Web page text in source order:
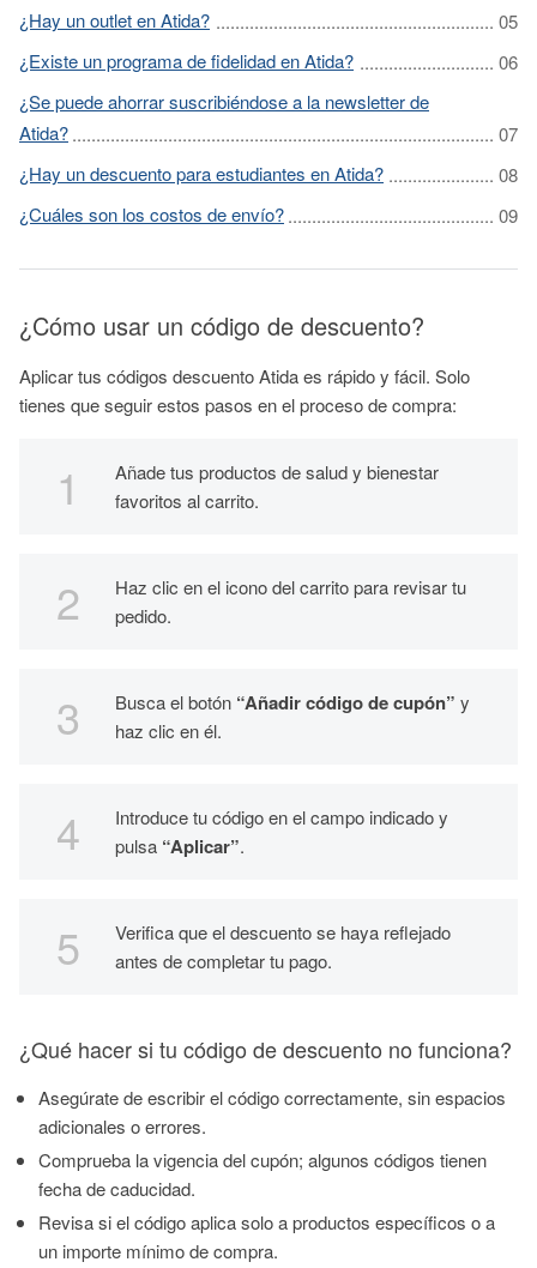
¿Hay un outlet en Atida?
¿Existe un programa de fidelidad en Atida?
¿Se puede ahorrar suscribiéndose a la newsletter de
Atida?
¿Hay un descuento para estudiantes en Atida?
¿Cuáles son los costos de envío?
¿Cómo usar un código de descuento?
Aplicar tus códigos descuento Atida es rápido y fácil. Solo
tienes que seguir estos pasos en el proceso de compra:
Añade tus productos de salud y bienestar
favoritos al carrito.
Haz clic en el icono del carrito para revisar tu
pedido.
Busca el botón “Añadir código de cupón” y
haz clic en él.
Introduce tu código en el campo indicado y
pulsa “Aplicar”.
Verifica que el descuento se haya reflejado
antes de completar tu pago.
¿Qué hacer si tu código de descuento no funciona?
Asegúrate de escribir el código correctamente, sin espacios
adicionales o errores.
Comprueba la vigencia del cupón; algunos códigos tienen
fecha de caducidad.
Revisa si el código aplica solo a productos específicos o a
un importe mínimo de compra.